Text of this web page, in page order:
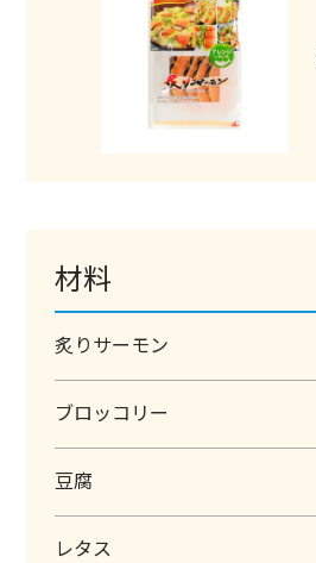
材料
炙りサーモン
ブロッコリー
豆腐
レタス